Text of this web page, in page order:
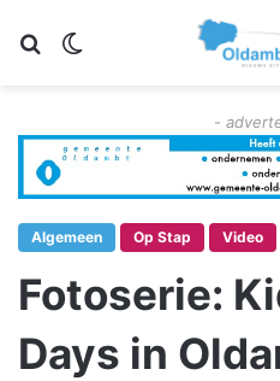
Zoeken
-
Algemeen Op Stap Video
Fotoserie:
Days in